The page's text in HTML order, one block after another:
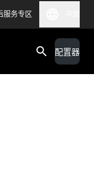
服务专区
配置器